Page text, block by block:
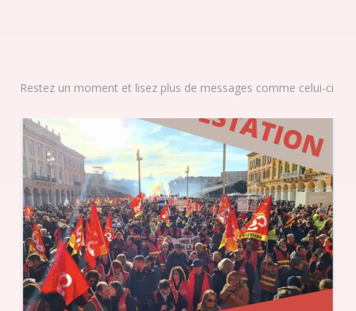
Restez un moment et lisez plus de messages comme celui-ci